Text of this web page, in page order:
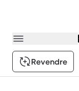
Revendre